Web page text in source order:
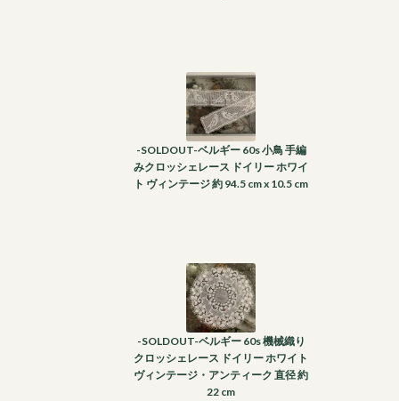
-SOLDOUT-ベルギー 60s 小鳥 手編
みクロッシェレース ドイリー ホワイ
ト ヴィンテージ 約 94.5 cm x 10.5 cm
-SOLDOUT-ベルギー 60s 機械織り
クロッシェレース ドイリー ホワイト
ヴィンテージ・アンティーク 直径 約
22 cm